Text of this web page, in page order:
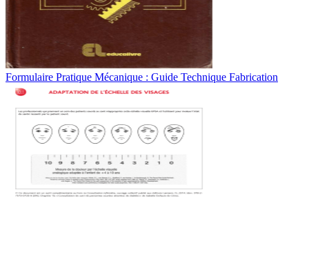
Formulaire Pratique Mécanique : Guide Technique Fabrication